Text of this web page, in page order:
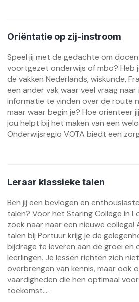
Oriëntatie op zij-instroom
Speel jij met de gedachte om
voortgezet onderwijs of mbo? Heb
de vakken Nederlands, wiskunde,
een ander vak waar veel vraag naar
informatie te vinden over de route
maar waar begin je? Hoe oriënteer
jou helpt bij het maken van een
Onderwijsregio VOTA biedt een
Leraar klassieke talen
Ben jij een bevlogen en
talen? Voor het Staring College in
zoek naar naar een nieuwe collega!
talen bij Portuur krijg je de
bijdrage te leveren aan de groei en
leerlingen. Je lessen richten zich
overbrengen van kennis, maar ook
vaardigheden die hen optimaal
toekomst....